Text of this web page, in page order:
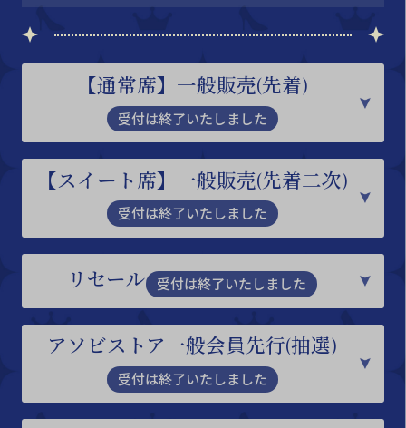
【通常席】一般販売(先着)
受付は終了いたしました
【スイート席】一般販売(先着二次)
受付は終了いたしました
リセール 受付は終了いたしました
アソビストア一般会員先行(抽選)
受付は終了いたしました